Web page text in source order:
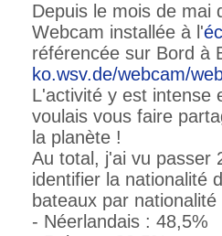
Depuis le mois de mai
Webcam installée à l'
référencée sur Bord à
ko.wsv.de/webcam/
L'activité y est intense
voulais vous faire
la planète !
Au total, j'ai vu passer
identifier la nationalité
bateaux par nationalité
- Néerlandais : 48,5%